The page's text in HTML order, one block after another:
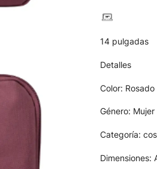
14 pulgadas
Detalles
Color: Rosado
Género: Mujer
Categoría:
Dimensiones: